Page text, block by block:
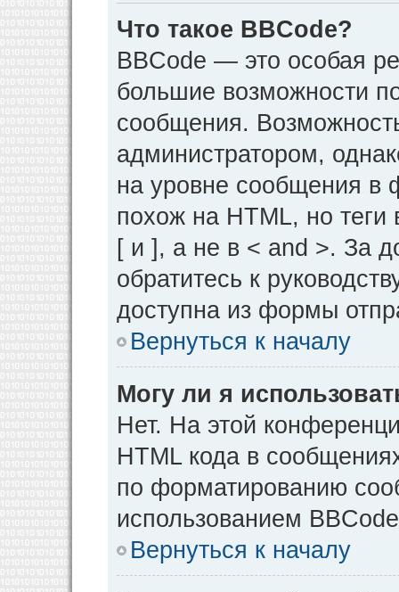
Что такое BBCode?
BBCode — это особая
большие возможности
сообщения.
администратором,
на уровне сообщения в
похож на HTML, но теги
[ и ], а не в < and >. За
обратитесь к
доступна из формы
Вернуться к началу
Могу ли я
Нет. На этой
HTML кода в
по форматированию
использованием
Вернуться к началу